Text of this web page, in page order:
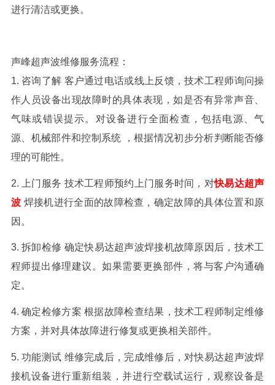
进行清洁或更换。
声峰超声波维修服务流程：
1. 咨询了解 客户通过电话或线上反馈，技术工程师询问操
作人员设备出现故障时的具体表现，如是否有异常声音、
气味或错误提示。对设备进行全面检查，包括电源、气
源、机械部件和控制系统
，根据情况初步分析判断能否修
理的可能性。
2. 上门服务 技术工程师预约上门服务时间，对快易达超声
波 焊接机进行全面的故障检查，确定故障的具体位置和原
因。
3. 拆卸检修 确定快易达超声波焊接机故障原因后，技术工
程师提出修理建议。如果需要更换部件，将与客户沟通确
定。
4. 确定检修方案 根据故障检查结果，技术工程师制定维修
方案，并对具体故障进行修复或更换相关部件。
5. 功能测试 维修完成后， 完成维修后，对快易达超声波焊
接机设备进行重新组装，并进行空载试运行，观察设备是